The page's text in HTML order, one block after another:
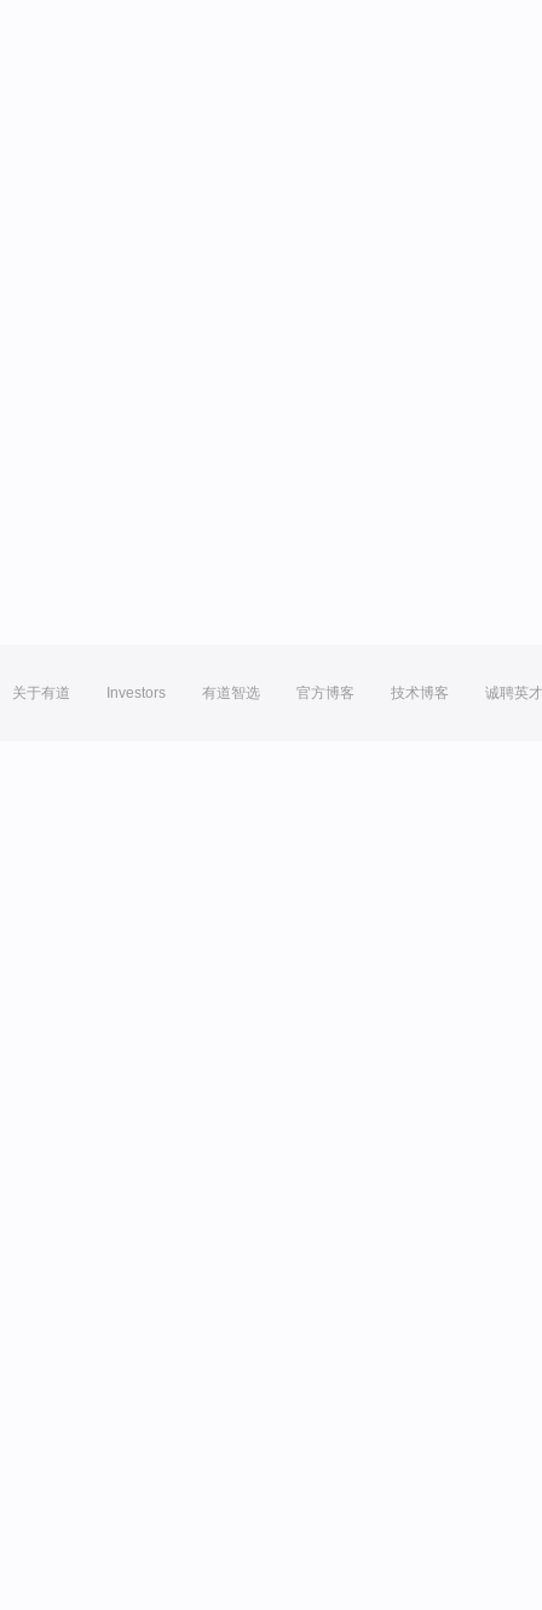
关于有道 Investors 有道智选 官方博客 技术博客 诚聘英才